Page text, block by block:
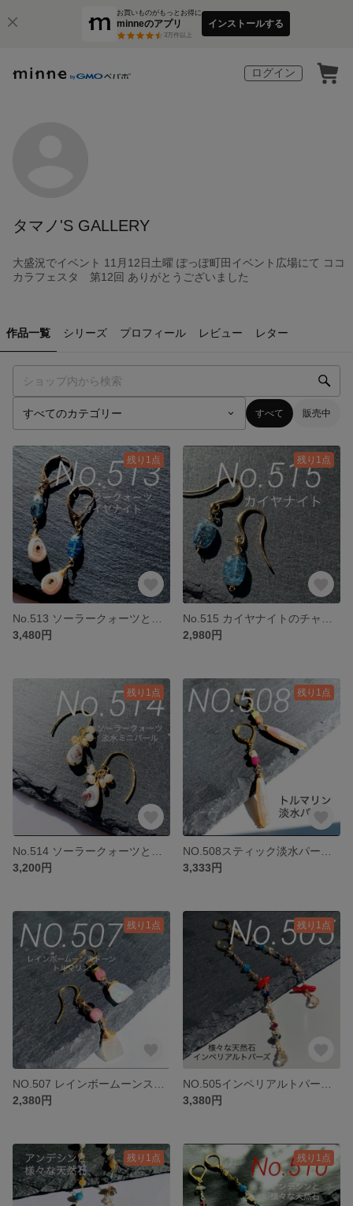
お買いものがもっとお得に
minneのアプリ
3万件以上
インストールする
ログイン
タマノ'S GALLERY
大盛況でイベント 11月12日土曜 ぽっぽ町田イベント広場にて ココ
カラフェスタ 第12回 ありがとうございました
作品一覧 シリーズ プロフィール レビュー レター
すべて 販売中
残り1点
3,480円
残り1点
2,980円
残り1点
3,200円
残り1点
3,333円
残り1点
2,380円
残り1点
3,380円
残り1点 残り1点